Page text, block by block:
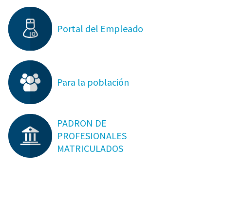
Portal del Empleado
Para la población
PADRON DE
PROFESIONALES
MATRICULADOS